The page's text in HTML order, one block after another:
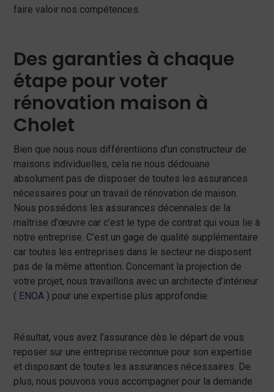
faire valoir nos compétences.
Des garanties à chaque
étape pour voter
rénovation maison à
Cholet
Bien que nous nous différentiions d’un constructeur de
maisons individuelles, cela ne nous dédouane
absolument pas de disposer de toutes les assurances
nécessaires pour un travail de rénovation de maison.
Nous possédons les assurances décennales de la
maîtrise d’œuvre car c’est le type de contrat qui vous lie à
notre entreprise. C’est un gage de qualité supplémentaire
car toutes les entreprises dans le secteur ne disposent
pas de la même attention. Concernant la projection de
votre projet, nous travaillons avec un architecte d’intérieur
( ENOA ) pour une expertise plus approfondie.
Résultat, vous avez l’assurance dès le départ de vous
reposer sur une entreprise reconnue pour son expertise
et disposant de toutes les assurances nécessaires. De
plus, nous pouvons vous accompagner pour la demande